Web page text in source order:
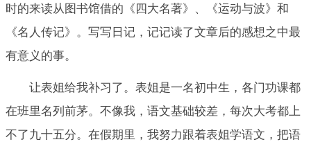
时的来读从图书馆借的《四大名著》、《运动与波》和
《名人传记》。写写日记，记记读了文章后的感想之中最
有意义的事。
让表姐给我补习了。表姐是一名初中生，各门功课都
在班里名列前茅。不像我，语文基础较差，每次大考都上
不了九十五分。在假期里，我努力跟着表姐学语文，把语